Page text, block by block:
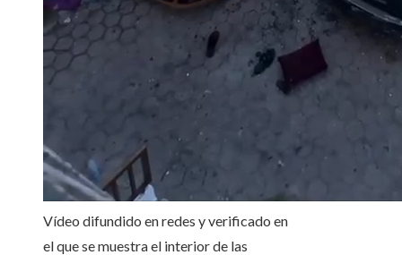
Vídeo difundido en redes y verificado en
el que se muestra el interior de las